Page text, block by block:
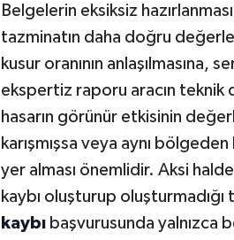
Belgelerin eksiksiz
tazminatın daha doğru
kusur oranının anlaşılmasına,
ekspertiz raporu aracın teknik
hasarın görünür etkisinin
karışmışsa veya aynı
yer alması önemlidir. Aksi
kaybı oluşturup
kaybıbaşvurusunda yalnızca